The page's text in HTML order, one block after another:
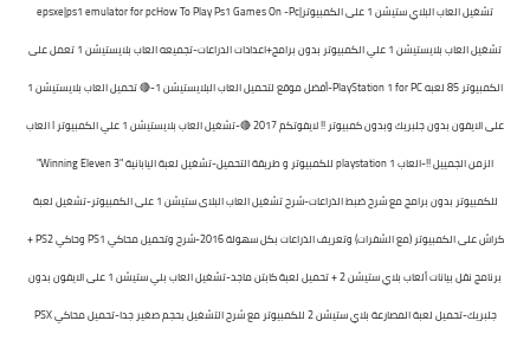
تشغيل العاب البلاي ستيشن 1 على الكمبيوتر|epsxe|ps1 emulator for pcHow To Play Ps1 Games On -Pc
تشغيل العاب بلايستيشن 1 علي الكمبيوتر بدون برامج+اعدادات الدراعات-تجميعه العاب بلايستيشن 1 تعمل على
الكمبيوتر 85 لعبه PlayStation 1 for PC-أفضل موقع لتحميل العاب البلايستيشن 1-🔴 تحميل العاب بلايستيشن 1
على الايفون‎ بدون جلبريك وبدون كمبيوتر !! لايفوتكم 2017 🔴-تشغيل العاب بلايستيشن 1 علي الكمبيوتر I العاب
الزمن الجمييل !!-العاب playstation 1 للكمبيوتر و طريقة التحميل-تشغيل لعبة اليابانية "Winning Eleven 3"
للكمبيوتر بدون برامج مع شرح ضبط الذراعات-شرح تشغيل العاب البلاى ستيشن 1 على الكمبيوتر-تشغيل لعبة
كراش على الكمبيوتر (مع الشفرات) وتعريف الذراعات بكل سهولة 2016-شرح وتحميل محاكي PS1 وحاكي PS2 +
برنامج نقل بيانات ألعاب بلاي ستيشن 2 + تحميل لعبة كابتن ماجد-تشغيل العاب بلي ستيشن 1 على الايفون بدون
جلبريك-تحميل لعبة المصارعة بلاي ستيشن 2 للكمبيوتر مع شرح التشغيل بحجم صغير جدا-تحميل محاكي PSX